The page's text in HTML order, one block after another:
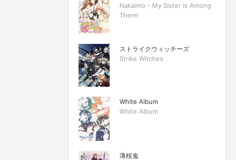
Nakaimo - My Sister Is Among
Them!
ストライクウィッチーズ
Strike Witches
White Album
White Album
薄桜鬼